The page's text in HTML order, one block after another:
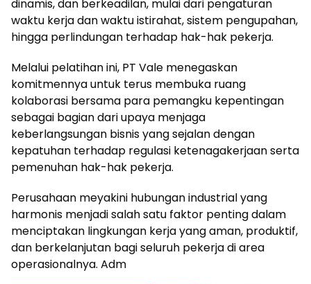
dinamis, dan berkeadilan, mulai dari pengaturan
waktu kerja dan waktu istirahat, sistem pengupahan,
hingga perlindungan terhadap hak-hak pekerja.
Melalui pelatihan ini, PT Vale menegaskan
komitmennya untuk terus membuka ruang
kolaborasi bersama para pemangku kepentingan
sebagai bagian dari upaya menjaga
keberlangsungan bisnis yang sejalan dengan
kepatuhan terhadap regulasi ketenagakerjaan serta
pemenuhan hak-hak pekerja.
Perusahaan meyakini hubungan industrial yang
harmonis menjadi salah satu faktor penting dalam
menciptakan lingkungan kerja yang aman, produktif,
dan berkelanjutan bagi seluruh pekerja di area
operasionalnya. Adm